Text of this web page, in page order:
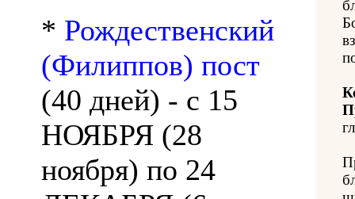
* Рождественский
(Филиппов) пост
(40 дней) - с 15
НОЯБРЯ (28
ноября) по 24